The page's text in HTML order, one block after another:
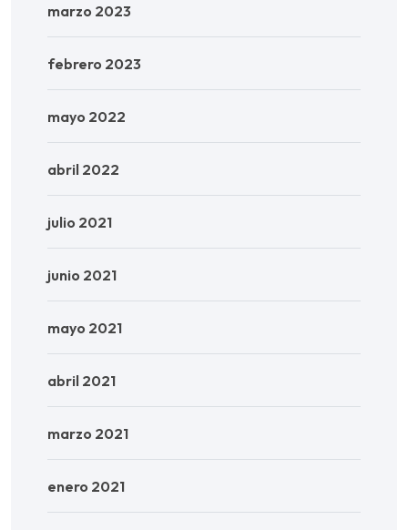
marzo 2023
febrero 2023
mayo 2022
abril 2022
julio 2021
junio 2021
mayo 2021
abril 2021
marzo 2021
enero 2021